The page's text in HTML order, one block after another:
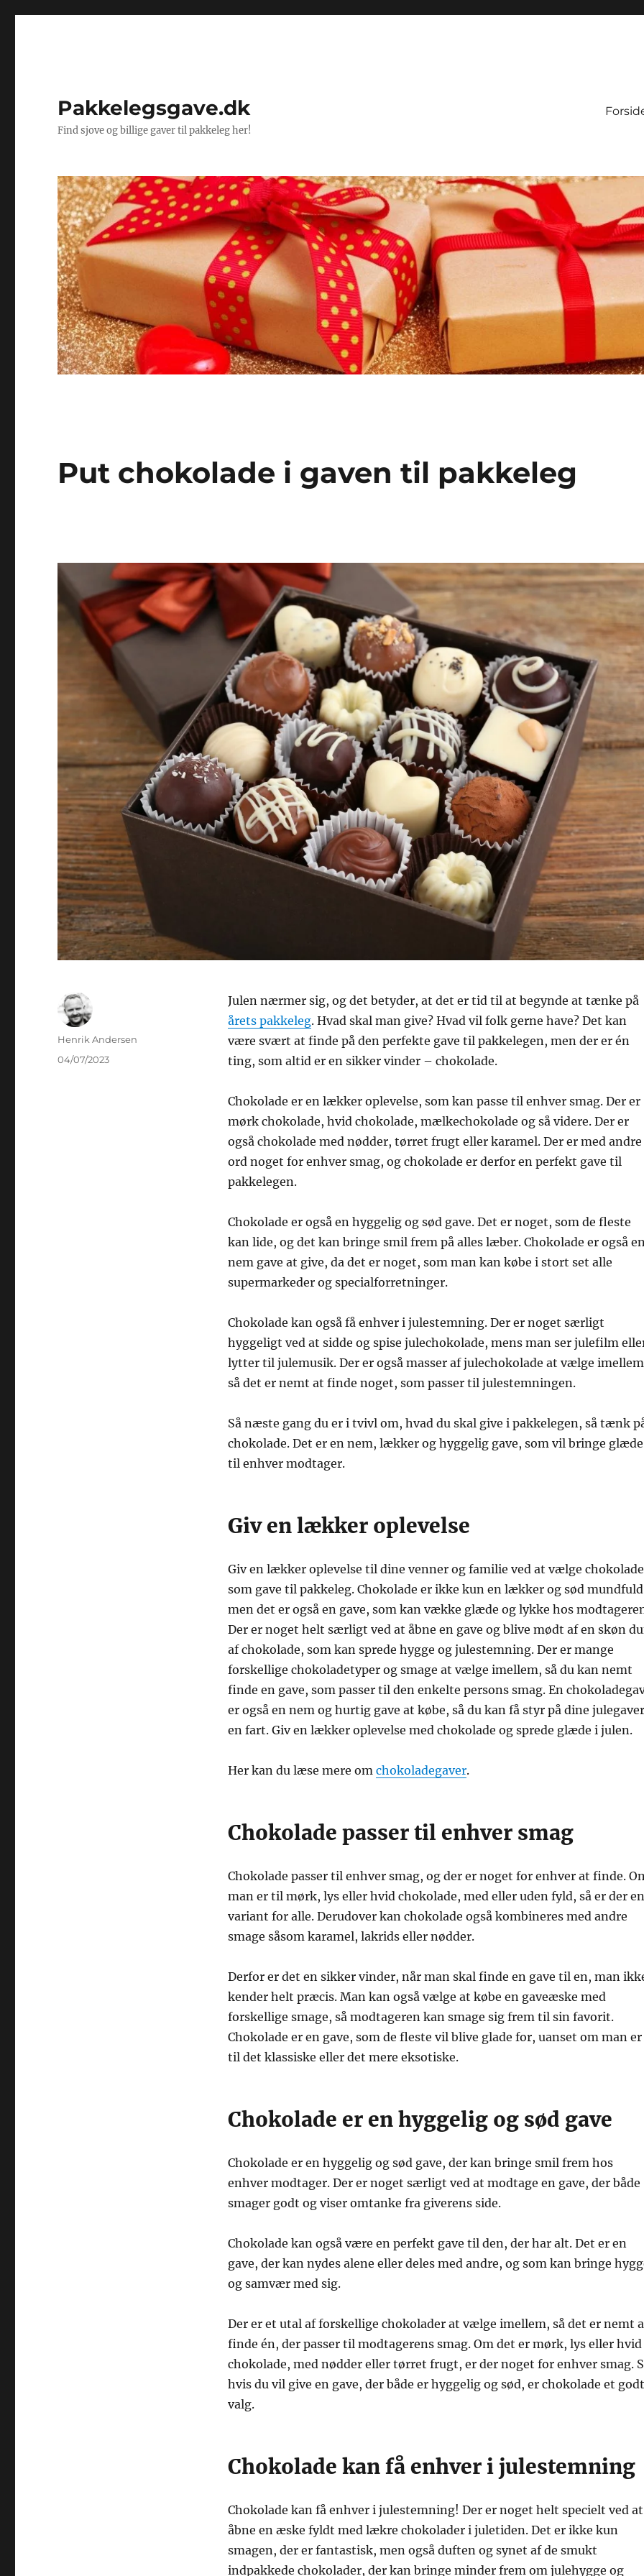
Pakkelegsgave.dk
Find sjove og billige gaver til pakkeleg her!
Put chokolade i gaven til pakkeleg
Julen nærmer sig, og det betyder, at det er tid til at begynde at tænke på
årets pakkeleg. Hvad skal man give? Hvad vil folk gerne have? Det kan
være svært at finde på den perfekte gave til pakkelegen, men der er én
ting, som altid er en sikker vinder – chokolade.
Chokolade er en lækker oplevelse, som kan passe til enhver smag. Der er
mørk chokolade, hvid chokolade, mælkechokolade og så videre. Der er
også chokolade med nødder, tørret frugt eller karamel. Der er med andre
ord noget for enhver smag, og chokolade er derfor en perfekt gave til
pakkelegen.
Chokolade er også en hyggelig og sød gave. Det er noget, som de fleste
kan lide, og det kan bringe smil frem på alles læber. Chokolade er også
nem gave at give, da det er noget, som man kan købe i stort set alle
supermarkeder og specialforretninger.
Chokolade kan også få enhver i julestemning. Der er noget særligt
hyggeligt ved at sidde og spise julechokolade, mens man ser julefilm
lytter til julemusik. Der er også masser af julechokolade at vælge
så det er nemt at finde noget, som passer til julestemningen.
Så næste gang du er i tvivl om, hvad du skal give i pakkelegen, så tænk
chokolade. Det er en nem, lækker og hyggelig gave, som vil bringe glæde
til enhver modtager.
Giv en lækker oplevelse
Giv en lækker oplevelse til dine venner og familie ved at vælge chokolade
som gave til pakkeleg. Chokolade er ikke kun en lækker og sød
men det er også en gave, som kan vække glæde og lykke hos
Der er noget helt særligt ved at åbne en gave og blive mødt af en skøn
af chokolade, som kan sprede hygge og julestemning. Der er mange
forskellige chokoladetyper og smage at vælge imellem, så du kan nemt
finde en gave, som passer til den enkelte persons smag. En
er også en nem og hurtig gave at købe, så du kan få styr på dine
en fart. Giv en lækker oplevelse med chokolade og sprede glæde i julen.
Her kan du læse mere om chokoladegaver.
Chokolade passer til enhver smag
Chokolade passer til enhver smag, og der er noget for enhver at finde.
man er til mørk, lys eller hvid chokolade, med eller uden fyld, så er der en
variant for alle. Derudover kan chokolade også kombineres med andre
smage såsom karamel, lakrids eller nødder.
Derfor er det en sikker vinder, når man skal finde en gave til en, man
kender helt præcis. Man kan også vælge at købe en gaveæske med
forskellige smage, så modtageren kan smage sig frem til sin favorit.
Chokolade er en gave, som de fleste vil blive glade for, uanset om man er
til det klassiske eller det mere eksotiske.
Chokolade er en hyggelig og sød gave
Chokolade er en hyggelig og sød gave, der kan bringe smil frem hos
enhver modtager. Der er noget særligt ved at modtage en gave, der både
smager godt og viser omtanke fra giverens side.
Chokolade kan også være en perfekt gave til den, der har alt. Det er en
gave, der kan nydes alene eller deles med andre, og som kan bringe
og samvær med sig.
Der er et utal af forskellige chokolader at vælge imellem, så det er nemt
finde én, der passer til modtagerens smag. Om det er mørk, lys eller hvid
chokolade, med nødder eller tørret frugt, er der noget for enhver smag.
hvis du vil give en gave, der både er hyggelig og sød, er chokolade et godt
valg.
Chokolade kan få enhver i julestemning
Chokolade kan få enhver i julestemning! Der er noget helt specielt ved at
åbne en æske fyldt med lækre chokolader i juletiden. Det er ikke kun
smagen, der er fantastisk, men også duften og synet af de smukt
indpakkede chokolader, der kan bringe minder frem om julehygge og
Forfatter
Henrik Andersen
Udgivet
04/07/2023